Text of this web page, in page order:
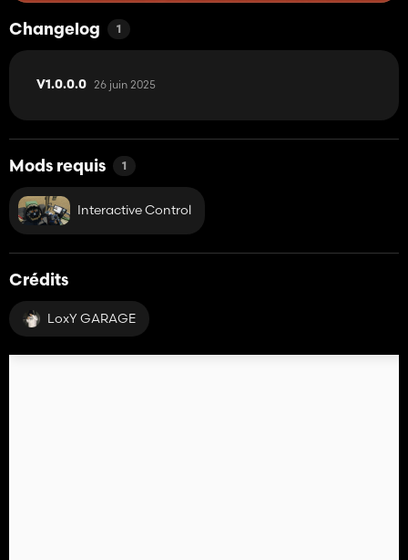
Changelog 1
V1.0.0.0 26 juin 2025
Mods requis 1
Interactive Control
Crédits
LoxY GARAGE